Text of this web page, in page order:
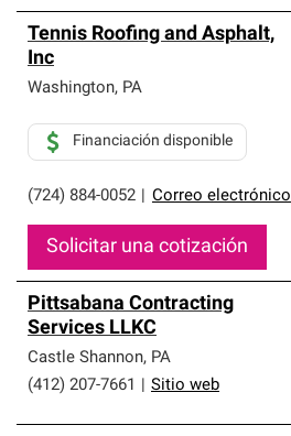
Tennis Roofing and Asphalt,
Inc
Washington, PA
(724) 884-0052 Correo electrónico
Financiación disponible
Solicitar una cotización
Pittsabana Contracting
Services LLKC
Castle Shannon, PA
(412) 207-7661
Sitio web